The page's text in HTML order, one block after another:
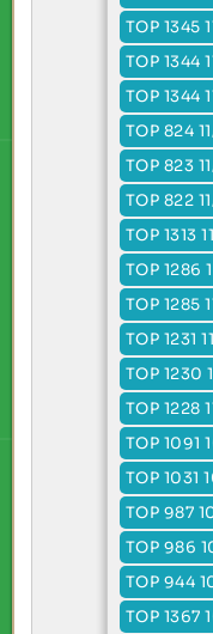
TOP 1345
TOP 1344
TOP 1344
TOP 824
TOP 823
TOP 822
TOP 1313
TOP 1286
TOP 1285
TOP 1231
TOP 1230
TOP 1228
TOP 1091
TOP 1031
TOP 987
TOP 986
TOP 944
TOP